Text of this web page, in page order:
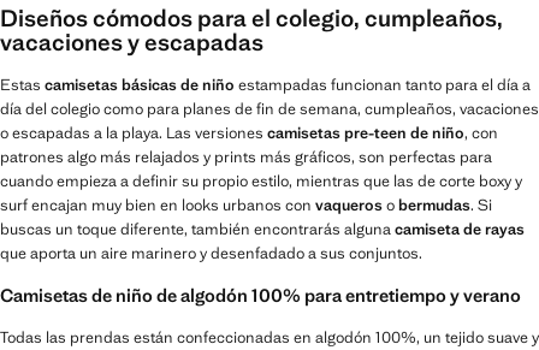
Diseños cómodos para el colegio, cumpleaños,
vacaciones y escapadas
Estas camisetas básicas de niño estampadas funcionan tanto para el día a
día del colegio como para planes de fin de semana, cumpleaños, vacaciones
o escapadas a la playa. Las versiones camisetas pre-teen de niño, con
patrones algo más relajados y prints más gráficos, son perfectas para
cuando empieza a definir su propio estilo, mientras que las de corte boxy y
surf encajan muy bien en looks urbanos con vaquerosobermudas. Si
buscas un toque diferente, también encontrarás algunacamiseta de rayas
que aporta un aire marinero y desenfadado a sus conjuntos.
Camisetas de niño de algodón 100% para entretiempo y verano
Todas las prendas están confeccionadas en algodón 100%, un tejido suave y